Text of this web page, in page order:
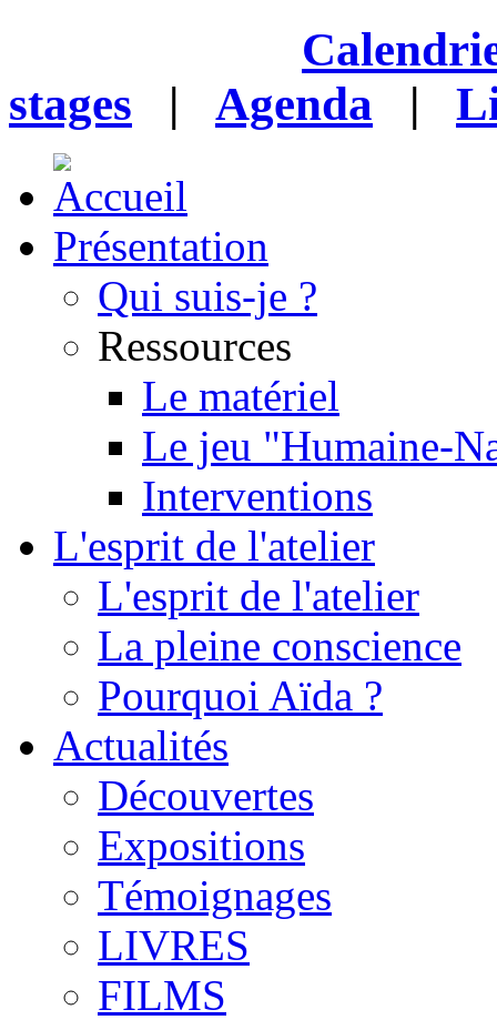
stages | Agenda |
Présentation
Qui suis-je ?
Ressources
Le matériel
Le jeu "Humaine-
Interventions
L'esprit de l'atelier
L'esprit de l'atelier
La pleine conscience
Pourquoi Aïda ?
Actualités
Découvertes
Expositions
Témoignages
LIVRES
FILMS